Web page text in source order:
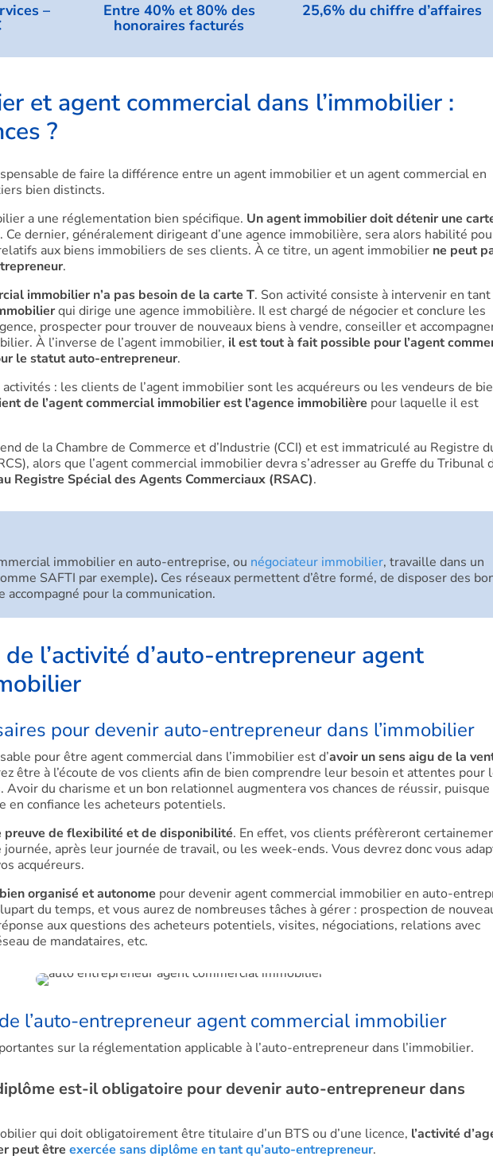
– Entre 40% et 80% des
honoraires facturés
25,6% du chiffre d’affaires
et agent commercial dans l’immobilier :
?
de faire la différence entre un agent immobilier et un agent commercial en
bien distincts.
a une réglementation bien spécifique. Un agent immobilier doit détenir une
. Ce dernier, généralement dirigeant d’une agence immobilière, sera alors habilité
aux biens immobiliers de ses clients. À ce titre, un agent immobilier ne peut
.
immobilier n’a pas besoin de la carte T. Son activité consiste à intervenir en
qui dirige une agence immobilière. Il est chargé de négocier et conclure les
prospecter pour trouver de nouveaux biens à vendre, conseiller et
À l’inverse de l’agent immobilier, il est tout à fait possible pour l’agent
le statut auto-entrepreneur.
: les clients de l’agent immobilier sont les acquéreurs ou les vendeurs de
de l’agent commercial immobilier est l’agence immobilière pour laquelle il est
de la Chambre de Commerce et d’Industrie (CCI) et est immatriculé au Registre
alors que l’agent commercial immobilier devra s’adresser au Greffe du Tribunal
Registre Spécial des Agents Commerciaux (RSAC).
immobilier en auto-entreprise, ou négociateur immobilier, travaille dans un
SAFTI par exemple). Ces réseaux permettent d’être formé, de disposer des
pour la communication.
l’activité d’auto-entrepreneur agent
pour devenir auto-entrepreneur dans l’immobilier
pour être agent commercial dans l’immobilier est d’avoir un sens aigu de la
être à l’écoute de vos clients afin de bien comprendre leur besoin et attentes pour
du charisme et un bon relationnel augmentera vos chances de réussir, puisque
en confiance les acheteurs potentiels.
preuve de flexibilité et de disponibilité. En effet, vos clients préfèreront
après leur journée de travail, ou les week-ends. Vous devrez donc vous
acquéreurs.
organisé et autonome pour devenir agent commercial immobilier en auto-
du temps, et vous aurez de nombreuses tâches à gérer : prospection de
aux questions des acheteurs potentiels, visites, négociations, relations avec
de mandataires, etc.
l’auto-entrepreneur agent commercial immobilier
sur la réglementation applicable à l’auto-entrepreneur dans l’immobilier.
est-il obligatoire pour devenir auto-entrepreneur dans
qui doit obligatoirement être titulaire d’un BTS ou d’une licence, l’activité
peut être exercée sans diplôme en tant qu’auto-entrepreneur.